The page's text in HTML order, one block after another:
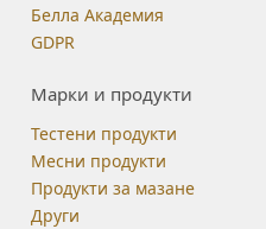
Белла Академия
GDPR
Марки и продукти
Тестени продукти
Месни продукти
Продукти за мазане
Други